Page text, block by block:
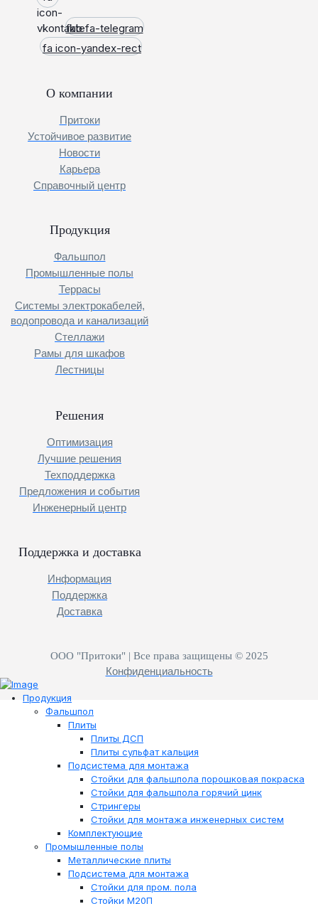
icon-
vkontaktefab fa-telegram
fa icon-yandex-rect
О компании
Притоки
Устойчивое развитие
Новости
Карьера
Справочный центр
Продукция
Фальшпол
Промышленные полы
Террасы
Системы электрокабелей,
водопровода и канализаций
Стеллажи
Рамы для шкафов
Лестницы
Решения
Оптимизация
Лучшие решения
Техподдержка
Предложения и события
Инженерный центр
Поддержка и доставка
Информация
Поддержка
Доставка
ООО "Притоки" | Все права защищены © 2025
Конфиденциальность
Продукция
Фальшпол
Плиты
Плиты ДСП
Плиты сульфат кальция
Подсистема для монтажа
Стойки для фальшпола порошковая покраска
Стойки для фальшпола горячий цинк
Стрингеры
Стойки для монтажа инженерных систем
Комплектующие
Промышленные полы
Металлические плиты
Подсистема для монтажа
Стойки для пром. пола
Стойки М20П